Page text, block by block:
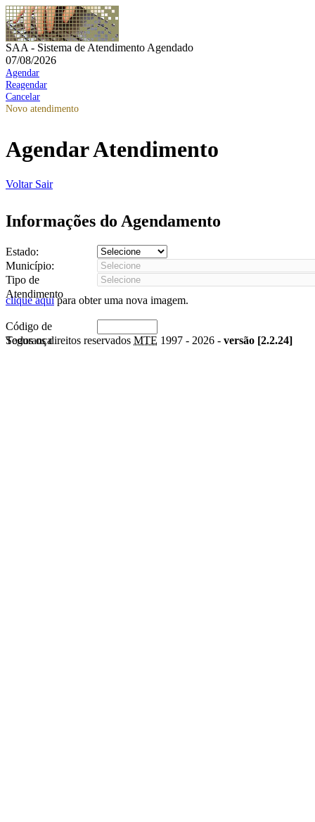
SAA - Sistema de Atendimento Agendado
07/08/2026
Agendar
Reagendar
Cancelar
Novo atendimento
Agendar Atendimento
Voltar Sair
Informações do Agendamento
Estado:
Município:
Tipo de
Atendimento
clique aquipara obter uma nova imagem.
Código de
Segurança
Todos os direitos reservados MTE 1997 - 2026 - versão [2.2.24]